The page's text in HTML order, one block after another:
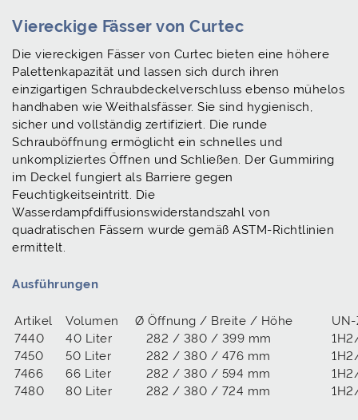
Viereckige Fässer von Curtec
Die viereckigen Fässer von Curtec bieten eine höhere
Palettenkapazität und lassen sich durch ihren
einzigartigen Schraubdeckelverschluss ebenso mühelos
handhaben wie Weithalsfässer. Sie sind hygienisch,
sicher und vollständig zertifiziert. Die runde
Schrauböffnung ermöglicht ein schnelles und
unkompliziertes Öffnen und Schließen. Der Gummiring
im Deckel fungiert als Barriere gegen
Feuchtigkeitseintritt. Die
Wasserdampfdiffusionswiderstandszahl von
quadratischen Fässern wurde gemäß ASTM-Richtlinien
ermittelt.
Ausführungen
Artikel Volumen Ø Öffnung / Breite / Höhe
7440
40 Liter 282 / 380 / 399 mm
7450
50 Liter 282 / 380 / 476 mm
7466
66 Liter 282 / 380 / 594 mm
7480
80 Liter 282 / 380 / 724 mm